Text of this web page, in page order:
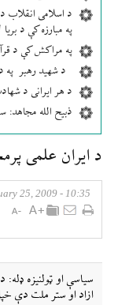
د اسلامی
په مبارزه کې د
په مراکش کې د
د شهید رهبر په
د هر ایرانی د
ذبیح الله مجاهد:
د ايران علمی
10:35 - February 25, 2009
سياسې او ټولنيزه
ازاد او ستر ملت دې